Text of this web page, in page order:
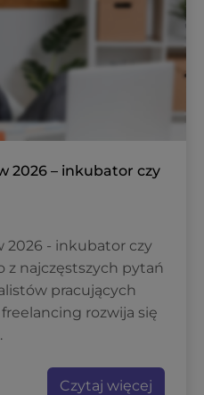
2026 – inkubator czy
2026 - inkubator czy
z najczęstszych pytań
pracujących
rozwija się
Czytaj więcej